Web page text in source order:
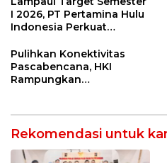
I 2026, PT Pertamina Hulu
Indonesia Perkuat
Nasional Lewat Inovasi &
Keselamatan Kerja
Pulihkan Konektivitas
Pascabencana, HKI
Rampungkan
Rekomendasi untuk